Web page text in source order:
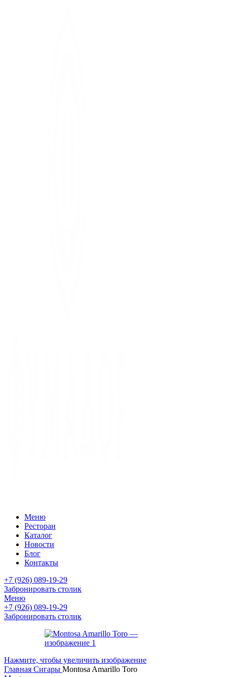
Меню
Ресторан
Каталог
Новости
Блог
Контакты
+7 (926) 089-19-29
Забронировать столик
Меню
+7 (926) 089-19-29
Забронировать столик
Нажмите, чтобы увеличить изображение
Главная Сигары Montosa Amarillo Toro